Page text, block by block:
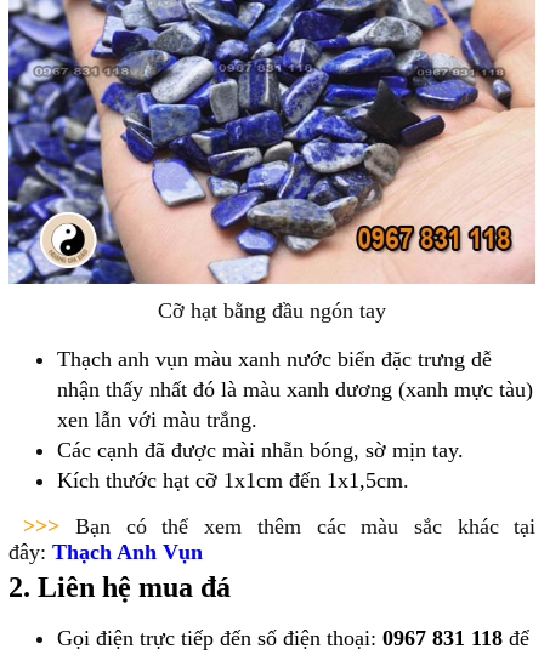
Cỡ hạt bằng đầu ngón tay
Thạch anh vụn màu xanh nước biển đặc trưng dễ
nhận thấy nhất đó là màu xanh dương (xanh mực tàu)
xen lẫn với màu trắng.
Các cạnh đã được mài nhẵn bóng, sờ mịn tay.
Kích thước hạt cỡ 1x1cm đến 1x1,5cm.
>>> Bạn có thể xem thêm các màu sắc khác tại
đây: Thạch Anh Vụn
2. Liên hệ mua đá
Gọi điện trực tiếp đến số điện thoại: 0967 831 118để